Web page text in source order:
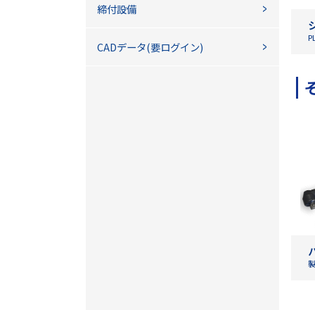
締付設備
CADデータ(要ログイン)